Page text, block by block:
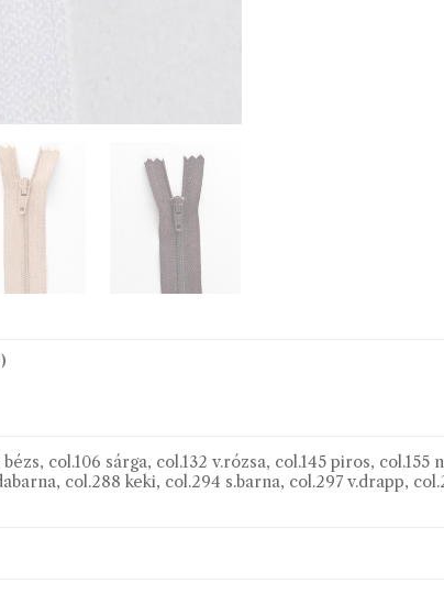
col.106 sárga, col.132 v.rózsa, col.145 piros,
col.288 keki, col.294 s.barna, col.297 v.drapp,